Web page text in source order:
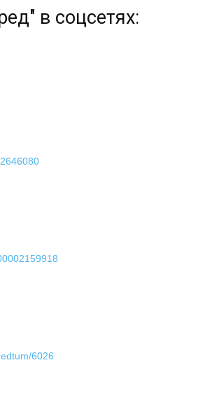
в соцсетях:
6026